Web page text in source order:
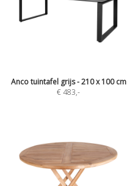
Anco tuintafel grijs - 210 x 100 cm
€ 483,-